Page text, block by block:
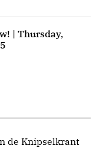
| Thursday,
de Knipselkrant